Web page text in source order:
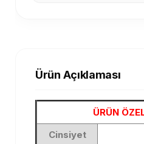
Ürün Açıklaması
ÜRÜN
Cinsiyet